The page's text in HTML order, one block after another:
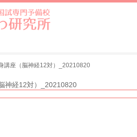
講座（脳神経12対）_20210820
神経12対）_20210820